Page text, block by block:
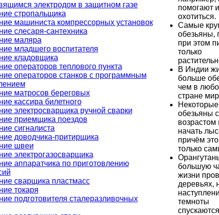
электродом в защитном газе
стропальщика
машиниста компрессорных установок
слесаря-сантехника
маляра
младшего воспитателя
кладовщика
операторов теплового пункта
операторов станков с программным
матросов береговых
кассира билетного
электросварщика ручной сварки
приемщика поездов
сигналиста
доводчика-притирщика
швеи
электрогазосварщика
аппаратчика по приготовлению
сварщика пластмасс
токаря
подготовителя сталеразливочных
помогают
охотиться.
Самые
обезьяны,
при этом
только
В Индии
больше
чем в
стране
Некоторые
обезьяны с
возрастом
начать
причём
только
большую
жизни
деревьях,
темноты